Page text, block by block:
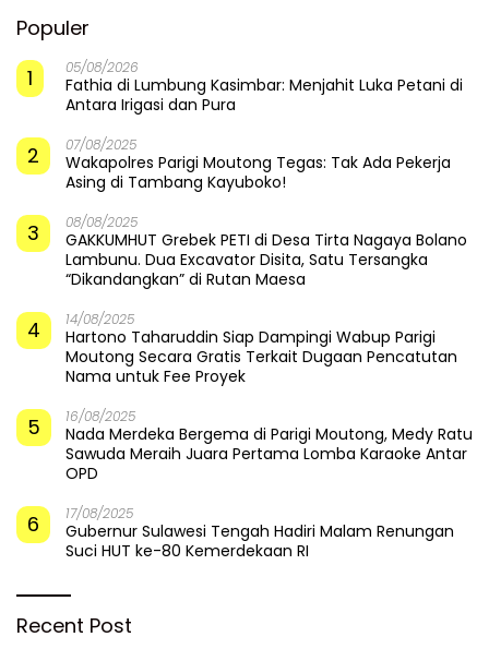
Populer
1
05/08/2026
Fathia di Lumbung Kasimbar: Menjahit Luka Petani di
Antara Irigasi dan Pura
2 07/08/2025
Wakapolres Parigi Moutong Tegas: Tak Ada Pekerja
Asing di Tambang Kayuboko!
3 08/08/2025
GAKKUMHUT Grebek PETI di Desa Tirta Nagaya Bolano
Lambunu. Dua Excavator Disita, Satu Tersangka
“Dikandangkan” di Rutan Maesa
4 14/08/2025
Hartono Taharuddin Siap Dampingi Wabup Parigi
Moutong Secara Gratis Terkait Dugaan Pencatutan
Nama untuk Fee Proyek
5 16/08/2025
Nada Merdeka Bergema di Parigi Moutong, Medy Ratu
Sawuda Meraih Juara Pertama Lomba Karaoke Antar
OPD
6 17/08/2025
Gubernur Sulawesi Tengah Hadiri Malam Renungan
Suci HUT ke-80 Kemerdekaan RI
Recent Post